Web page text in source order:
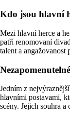
Kdo jsou hlavní
Mezi hlavní herce a
patří renomovaní
talent a angažovanost
Jedním z
hlavními postavami,
scény. Jejich souhra a